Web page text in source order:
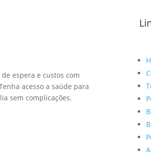
de espera e custos com
acesso a saúde para
sem complicações.